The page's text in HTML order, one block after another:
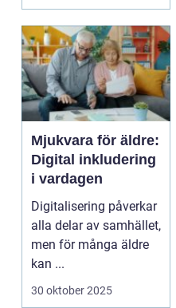
Mjukvara för äldre:
Digital inkludering
i vardagen
Digitalisering påverkar
alla delar av samhället,
men för många äldre
kan ...
30 oktober 2025